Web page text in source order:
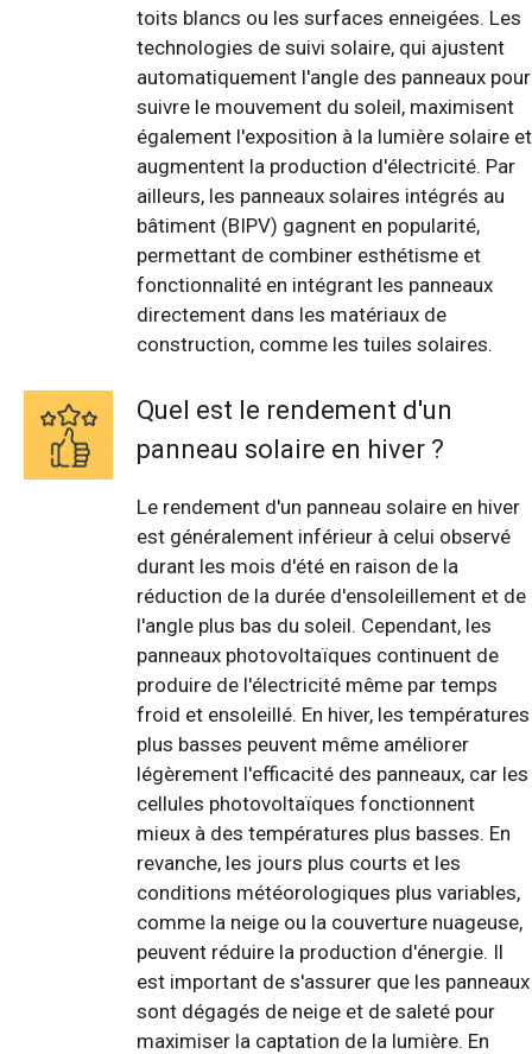
toits blancs ou les surfaces enneigées. Les
technologies de suivi solaire, qui ajustent
automatiquement l'angle des panneaux pour
suivre le mouvement du soleil, maximisent
également l'exposition à la lumière solaire et
augmentent la production d'électricité. Par
ailleurs, les panneaux solaires intégrés au
bâtiment (BIPV) gagnent en popularité,
permettant de combiner esthétisme et
fonctionnalité en intégrant les panneaux
directement dans les matériaux de
construction, comme les tuiles solaires.
Quel est le rendement d'un
panneau solaire en hiver ?
Le rendement d'un panneau solaire en hiver
est généralement inférieur à celui observé
durant les mois d'été en raison de la
réduction de la durée d'ensoleillement et de
l'angle plus bas du soleil. Cependant, les
panneaux photovoltaïques continuent de
produire de l'électricité même par temps
froid et ensoleillé. En hiver, les températures
plus basses peuvent même améliorer
légèrement l'efficacité des panneaux, car les
cellules photovoltaïques fonctionnent
mieux à des températures plus basses. En
revanche, les jours plus courts et les
conditions météorologiques plus variables,
comme la neige ou la couverture nuageuse,
peuvent réduire la production d'énergie. Il
est important de s'assurer que les panneaux
sont dégagés de neige et de saleté pour
maximiser la captation de la lumière. En